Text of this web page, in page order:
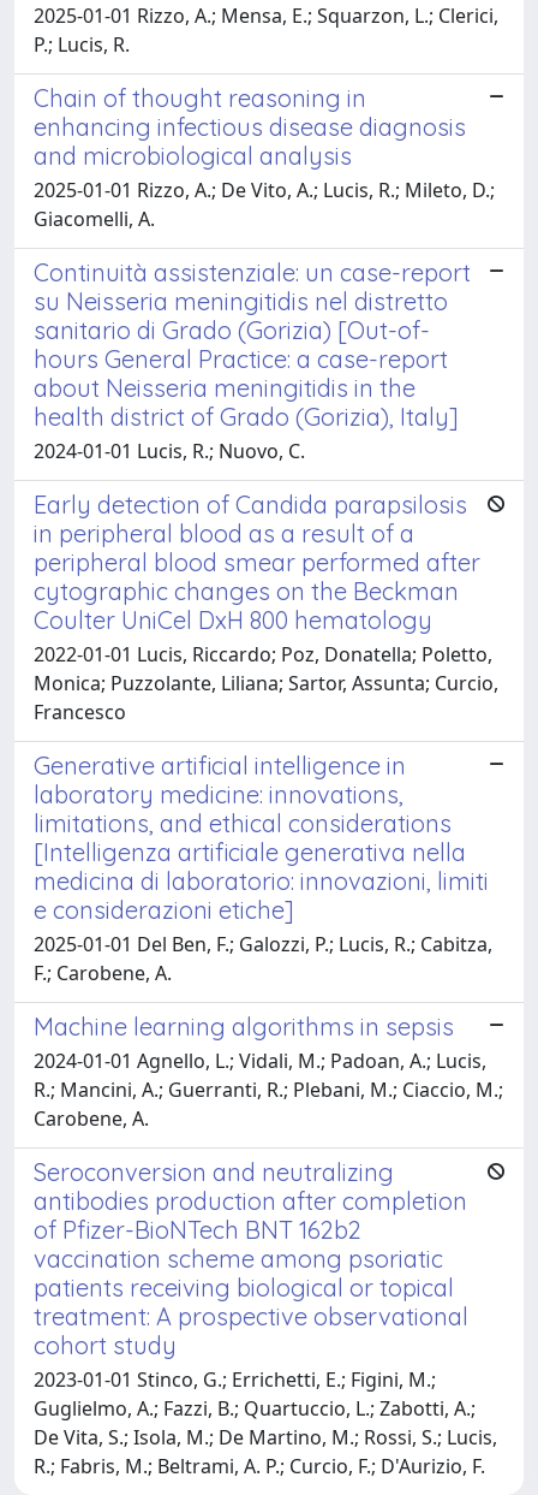
2025-01-01 Rizzo, A.; Mensa, E.; Squarzon, L.; Clerici,
P.; Lucis, R.
Chain of thought reasoning in
enhancing infectious disease diagnosis
and microbiological analysis
2025-01-01 Rizzo, A.; De Vito, A.; Lucis, R.; Mileto, D.;
Giacomelli, A.
Continuità assistenziale: un case-report
su Neisseria meningitidis nel distretto
sanitario di Grado (Gorizia) [Out-of-
hours General Practice: a case-report
about Neisseria meningitidis in the
health district of Grado (Gorizia), Italy]
2024-01-01 Lucis, R.; Nuovo, C.
Early detection of Candida parapsilosis
in peripheral blood as a result of a
peripheral blood smear performed after
cytographic changes on the Beckman
Coulter UniCel DxH 800 hematology
2022-01-01 Lucis, Riccardo; Poz, Donatella; Poletto,
Monica; Puzzolante, Liliana; Sartor, Assunta; Curcio,
Francesco
Generative artificial intelligence in
laboratory medicine: innovations,
limitations, and ethical considerations
[Intelligenza artificiale generativa nella
medicina di laboratorio: innovazioni, limiti
e considerazioni etiche]
2025-01-01 Del Ben, F.; Galozzi, P.; Lucis, R.; Cabitza,
F.; Carobene, A.
Machine learning algorithms in sepsis
2024-01-01 Agnello, L.; Vidali, M.; Padoan, A.; Lucis,
R.; Mancini, A.; Guerranti, R.; Plebani, M.; Ciaccio, M.;
Carobene, A.
Seroconversion and neutralizing
antibodies production after completion
of Pfizer-BioNTech BNT 162b2
vaccination scheme among psoriatic
patients receiving biological or topical
treatment: A prospective observational
cohort study
2023-01-01 Stinco, G.; Errichetti, E.; Figini, M.;
Guglielmo, A.; Fazzi, B.; Quartuccio, L.; Zabotti, A.;
De Vita, S.; Isola, M.; De Martino, M.; Rossi, S.; Lucis,
R.; Fabris, M.; Beltrami, A. P.; Curcio, F.; D'Aurizio, F.